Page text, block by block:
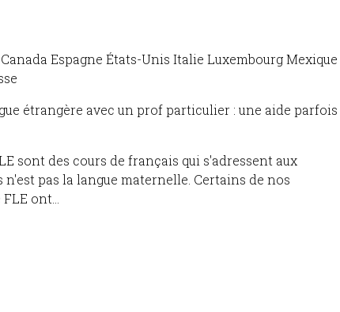
Espagne États-Unis Italie Luxembourg Mexique
étrangère avec un prof particulier : une aide parfois
sont des cours de français qui s'adressent aux
pas la langue maternelle. Certains de nos
ont...